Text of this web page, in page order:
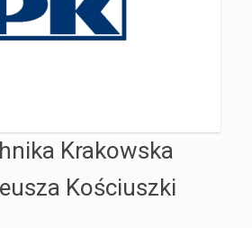
Krakowska
Kościuszki